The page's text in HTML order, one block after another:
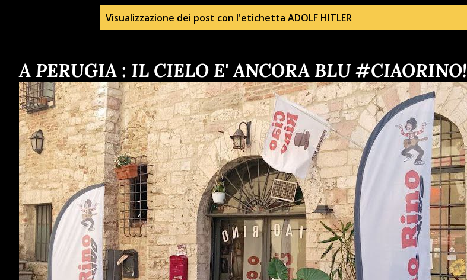
s
t
Visualizzazione dei post con l'etichetta ADOLF HITLER
A PERUGIA : IL CIELO E' ANCORA BLU #CIAORINO!